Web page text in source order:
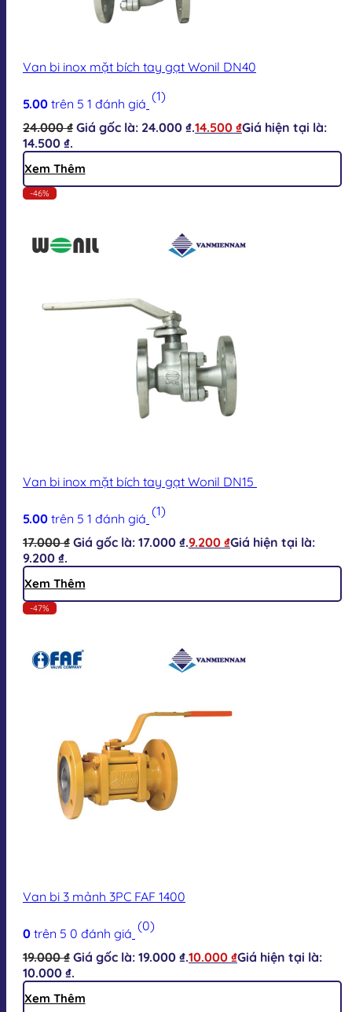
Van bi inox mặt bích tay gạt Wonil DN40
5.00 trên 5 1 đánh giá (1)
24.000₫ Giá gốc là: 24.000 ₫.14.500 ₫Giá hiện tại là:
14.500 ₫.
Xem Thêm
-46%
Van bi inox mặt bích tay gạt Wonil DN15
5.00 trên 5 1 đánh giá (1)
17.000₫ Giá gốc là: 17.000 ₫.9.200 ₫Giá hiện tại là:
9.200 ₫.
Xem Thêm
-47%
Van bi 3 mảnh 3PC FAF 1400
0 trên 5 0 đánh giá (0)
19.000₫ Giá gốc là: 19.000 ₫.10.000 ₫Giá hiện tại là:
10.000 ₫.
Xem Thêm